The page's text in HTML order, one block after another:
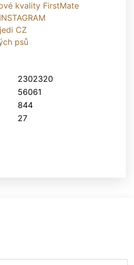
kvality FirstMate
CZ
psů
27
2302320
56061
844